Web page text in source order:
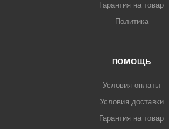
Гарантия на товар
Политика
ПОМОЩЬ
Условия оплаты
Условия доставки
Гарантия на товар